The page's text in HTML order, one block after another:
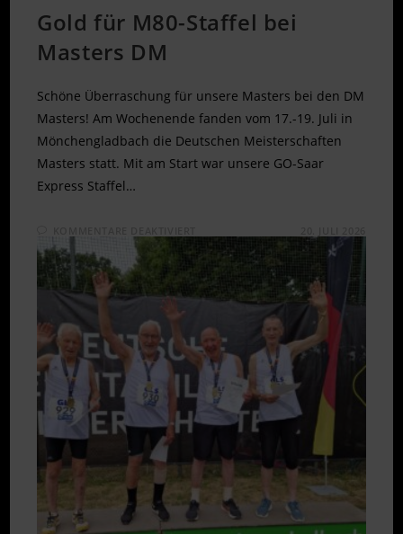
Gold für M80-Staffel bei
Masters DM
Schöne Überraschung für unsere Masters bei den DM
Masters! Am Wochenende fanden vom 17.-19. Juli in
Mönchengladbach die Deutschen Meisterschaften
Masters statt. Mit am Start war unsere GO-Saar
Express Staffel…
GOLD
M80-
STAFFEL
MASTERS